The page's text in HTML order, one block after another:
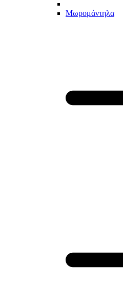
Μωρομάντηλα